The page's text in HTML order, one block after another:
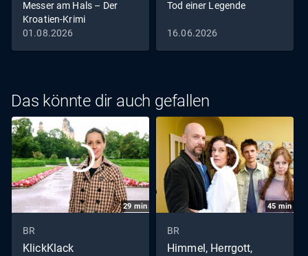
inszeniert hat, um weitere Morde begehen zu können.
Messer am Hals – Der
Kroatien-Krimi
01.08.2026
Tod einer Legende
16.06.2026
Das könnte dir auch gefallen
29 min
BR
KlickKlack
45 min
BR
Himmel, Herrgott,